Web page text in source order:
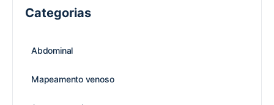
Categorias
Abdominal
Mapeamento venoso